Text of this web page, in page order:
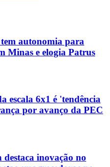
autonomia para
Minas e elogia Patrus
escala 6x1 é 'tendência
por avanço da PEC
inovação no